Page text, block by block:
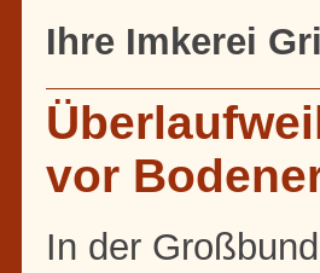
Ihre Imkerei
vor
In der